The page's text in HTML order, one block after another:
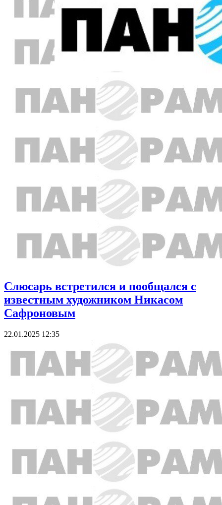
Слюсарь встретился и пообщался с
известным художником Никасом
Сафроновым
22.01.2025 12:35